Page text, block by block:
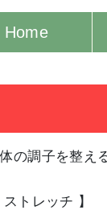
Home
の調子を整え
ストレッチ 】